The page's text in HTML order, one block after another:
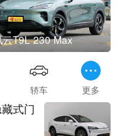
云T9L 230 Max
轿车 更多
式门